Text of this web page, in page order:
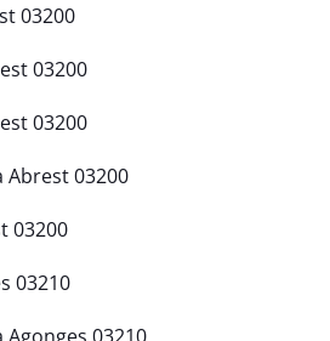
03200
03200
03200
Abrest 03200
03200
03210